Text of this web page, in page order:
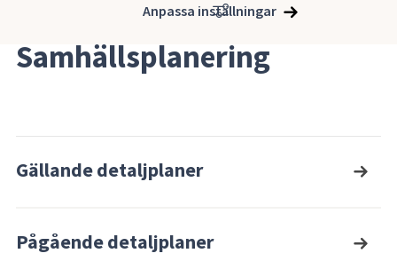
Anpassa inställningar
Samhällsplanering
Gällande detaljplaner
Pågående detaljplaner